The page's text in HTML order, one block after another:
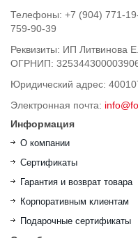
Телефоны: +7 (904) 771-
759-90-39
Реквизиты: ИП Литвинова
ОГРНИП:
Юридический адрес:
Электронная почта:
Информация
О компании
Сертификаты
Гарантия и возврат товара
Корпоративным клиентам
Подарочные сертификаты